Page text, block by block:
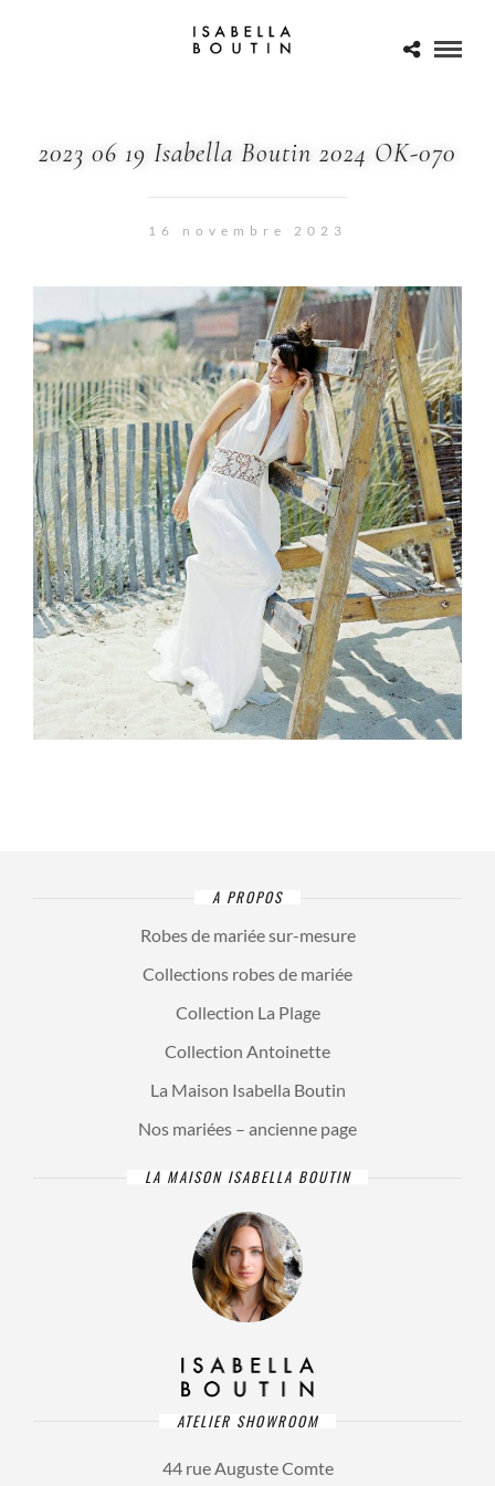
2023 06 19 Isabella Boutin 2024 OK-070
16 novembre 2023
A PROPOS
Robes de mariée sur-mesure
Collections robes de mariée
Collection La Plage
Collection Antoinette
La Maison Isabella Boutin
Nos mariées – ancienne page
LA MAISON ISABELLA BOUTIN
ATELIER SHOWROOM
44 rue Auguste Comte